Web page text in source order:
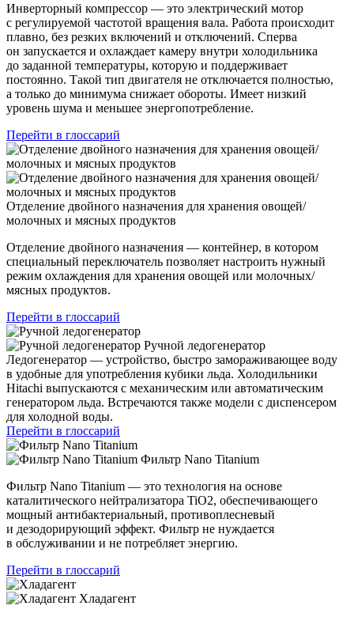
Инверторный компрессор — это электрический мотор
с регулируемой частотой вращения вала. Работа происходит
плавно, без резких включений и отключений. Сперва
он запускается и охлаждает камеру внутри холодильника
до заданной температуры, которую и поддерживает
постоянно. Такой тип двигателя не отключается полностью,
а только до минимума снижает обороты. Имеет низкий
уровень шума и меньшее энергопотребление.
Перейти в глоссарий
Отделение двойного назначения для хранения овощей/
молочных и мясных продуктов
Отделение двойного назначения — контейнер, в котором
специальный переключатель позволяет настроить нужный
режим охлаждения для хранения овощей или молочных/
мясных продуктов.
Перейти в глоссарий
Ручной ледогенератор
Ледогенератор — устройство, быстро замораживающее воду
в удобные для употребления кубики льда. Холодильники
Hitachi выпускаются с механическим или автоматическим
генератором льда. Встречаются также модели с диспенсером
для холодной воды.
Перейти в глоссарий
Фильтр Nano Titanium
Фильтр Nano Titanium — это технология на основе
каталитического нейтрализатора TiO2, обеспечивающего
мощный антибактериальный, противоплесневый
и дезодорирующий эффект. Фильтр не нуждается
в обслуживании и не потребляет энергию.
Перейти в глоссарий
Хладагент